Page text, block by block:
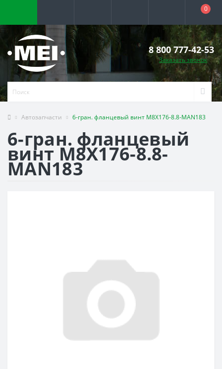
0
8 800 777-42-53
Заказать звонок
Автозапчасти 6-гран. фланцевый винт M8X176-8.8-MAN183
6-гран. фланцевый
винт M8X176-8.8-
MAN183